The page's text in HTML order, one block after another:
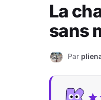
La
sans
P Par